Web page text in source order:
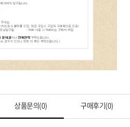
상품문의(0) 구매후기(0)